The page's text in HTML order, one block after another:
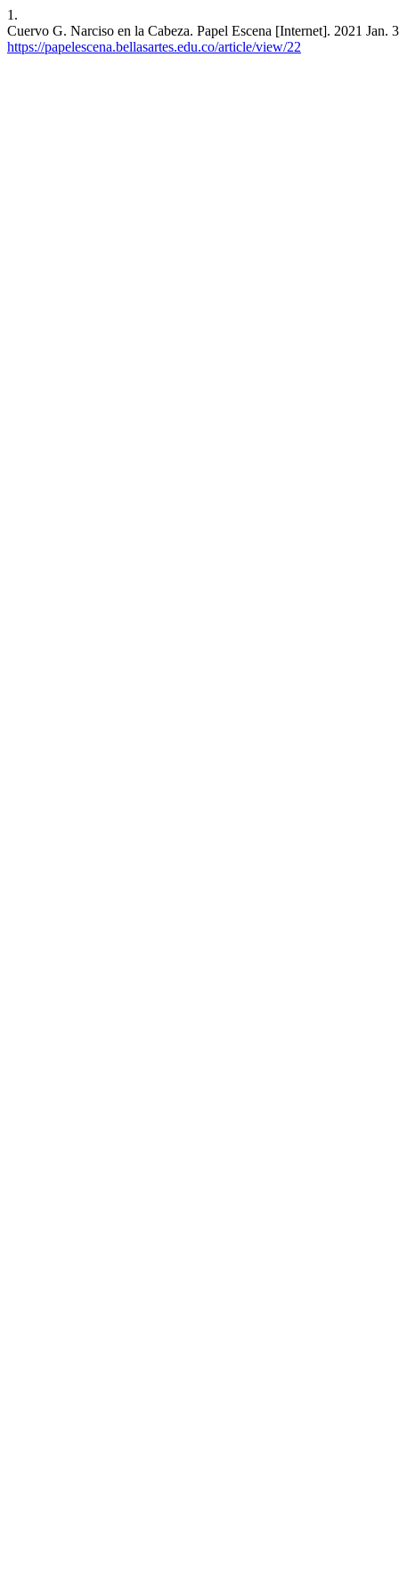
1.
Cuervo G. Narciso en la Cabeza. Papel Escena [Internet]. 2021
https://papelescena.bellasartes.edu.co/article/view/22